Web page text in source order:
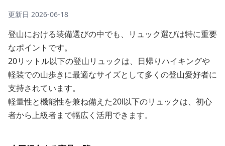
更新日 2026-06-18
登山における装備選びの中でも、リュック選びは特に重要
なポイントです。
20リットル以下の登山リュックは、日帰りハイキングや
軽装での山歩きに最適なサイズとして多くの登山愛好者に
支持されています。
軽量性と機能性を兼ね備えた20l以下のリュックは、初心
者から上級者まで幅広く活用できます。